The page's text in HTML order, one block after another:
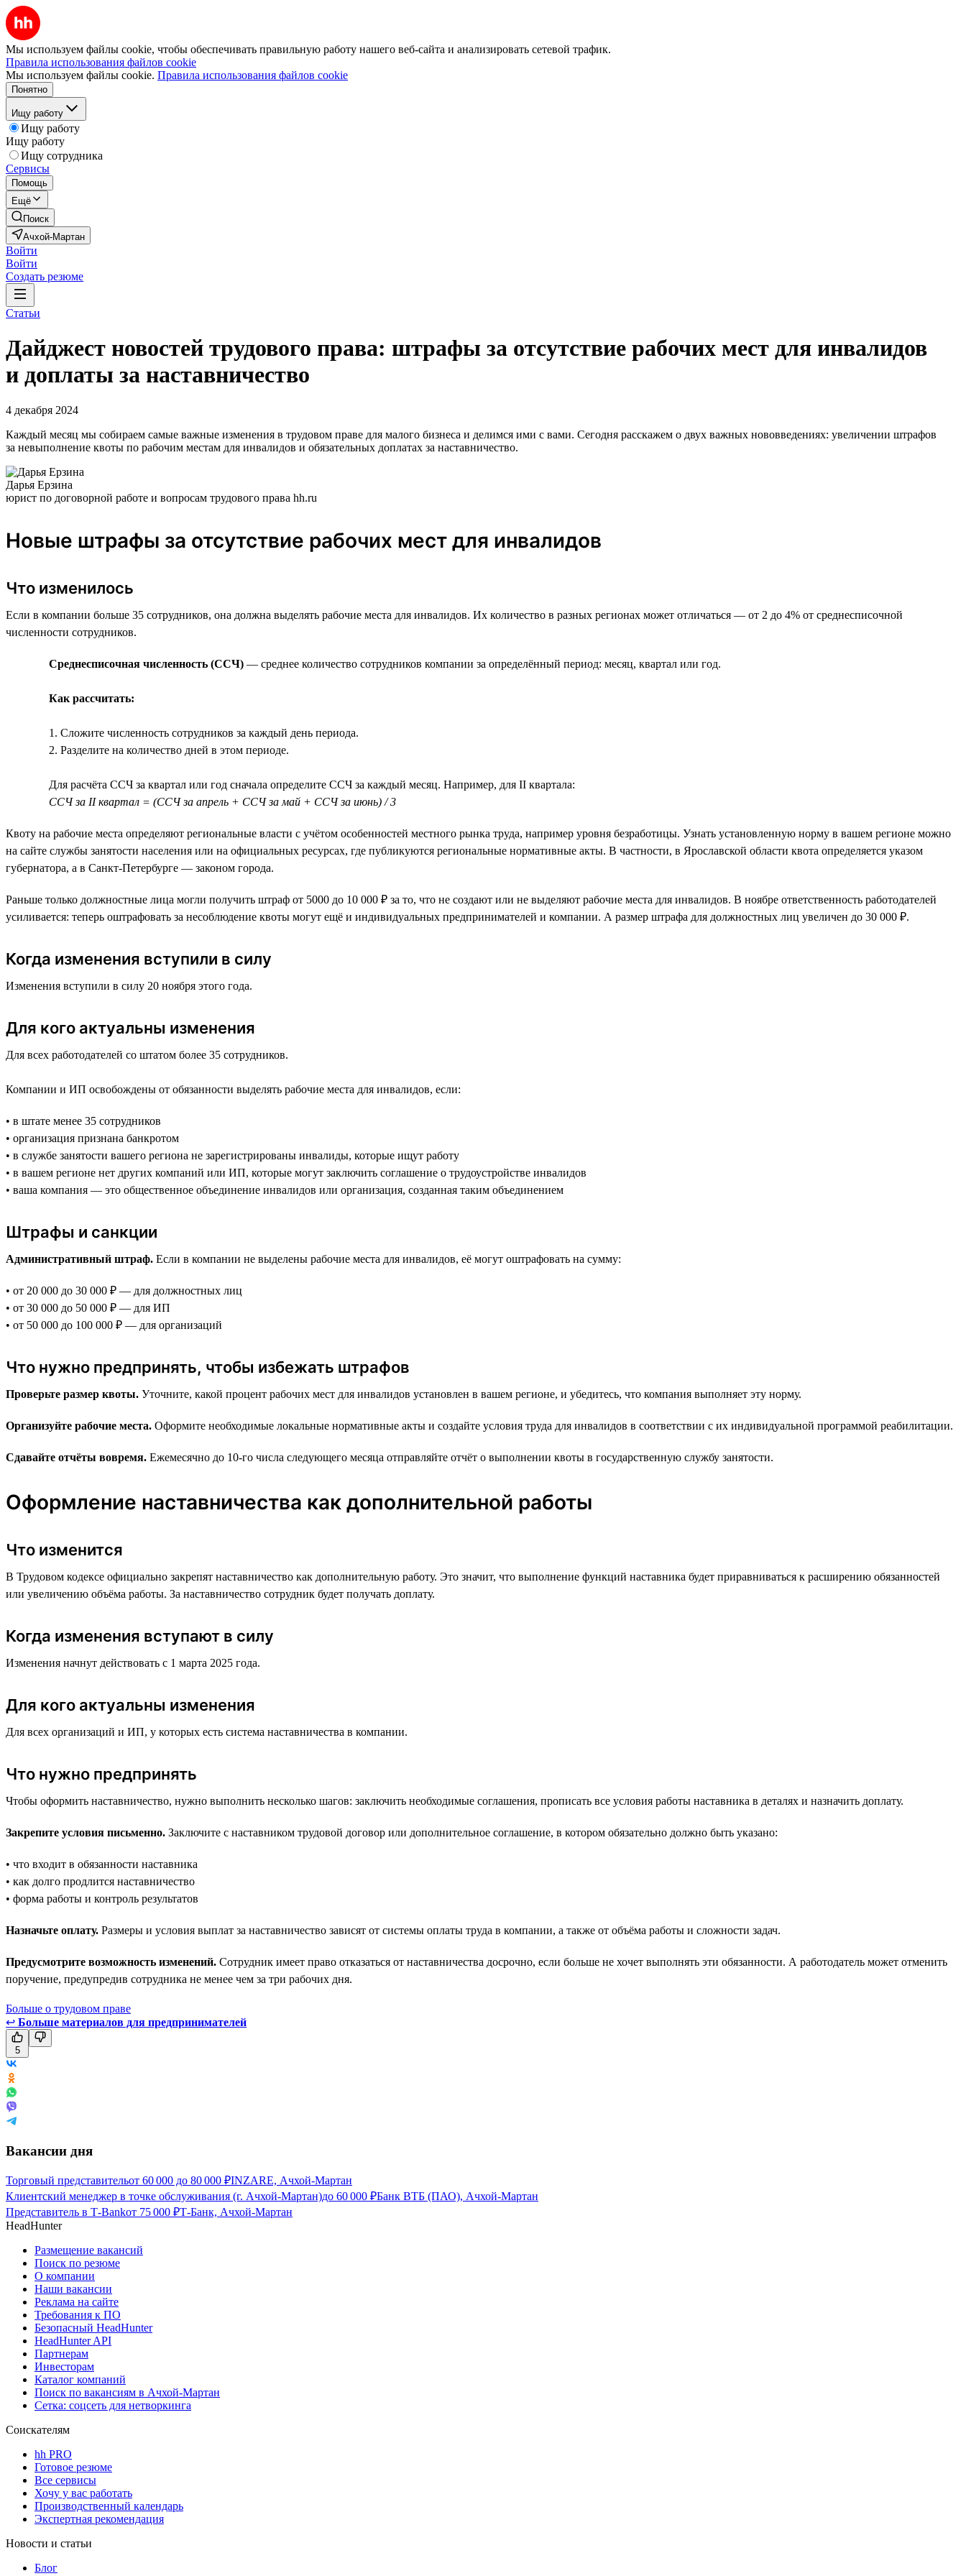
Мы используем файлы cookie, чтобы обеспечивать правильную работу нашего веб-сайта и анализировать сетевой трафик.
Правила использования файлов cookie
Мы используем файлы cookie. Правила использования файлов cookie
Понятно
Ищу работу
Ищу работу
Ищу работу
Ищу сотрудника
Сервисы
Помощь
Ещё
Поиск
Ачхой-Мартан
Войти
Войти
Создать резюме
Статьи
Дайджест новостей трудового права: штрафы за отсутствие рабочих мест для инвалидов
и доплаты за наставничество
4 декабря 2024
Каждый месяц мы собираем самые важные изменения в трудовом праве для малого бизнеса и делимся ими с вами. Сегодня расскажем о двух важных нововведениях: увеличении штрафов
за невыполнение квоты по рабочим местам для инвалидов и обязательных доплатах за наставничество.
Дарья Ерзина
юрист по договорной работе и вопросам трудового права hh.ru
Новые штрафы за отсутствие рабочих мест для инвалидов
Что изменилось
Если в компании больше 35 сотрудников, она должна выделять рабочие места для инвалидов. Их количество в разных регионах может отличаться — от 2 до 4% от среднесписочной
численности сотрудников.
Среднесписочная численность (ССЧ) — среднее количество сотрудников компании за определённый период: месяц, квартал или год.
Как рассчитать:
1. Сложите численность сотрудников за каждый день периода.
2. Разделите на количество дней в этом периоде.
Для расчёта ССЧ за квартал или год сначала определите ССЧ за каждый месяц. Например, для II квартала:
ССЧ за II квартал = (ССЧ за апрель + ССЧ за май + ССЧ за июнь) / 3
Квоту на рабочие места определяют региональные власти с учётом особенностей местного рынка труда, например уровня безработицы. Узнать установленную норму в вашем регионе можно
на сайте службы занятости населения или на официальных ресурсах, где публикуются региональные нормативные акты. В частности, в Ярославской области квота определяется указом
губернатора, а в Санкт-Петербурге — законом города.
Раньше только должностные лица могли получить штраф от 5000 до 10 000 ₽ за то, что не создают или не выделяют рабочие места для инвалидов. В ноябре ответственность работодателей
усиливается: теперь оштрафовать за несоблюдение квоты могут ещё и индивидуальных предпринимателей и компании. А размер штрафа для должностных лиц увеличен до 30 000 ₽.
Когда изменения вступили в силу
Изменения вступили в силу 20 ноября этого года.
Для кого актуальны изменения
Для всех работодателей со штатом более 35 сотрудников.
Компании и ИП освобождены от обязанности выделять рабочие места для инвалидов, если:
• в штате менее 35 сотрудников
• организация признана банкротом
• в службе занятости вашего региона не зарегистрированы инвалиды, которые ищут работу
• в вашем регионе нет других компаний или ИП, которые могут заключить соглашение о трудоустройстве инвалидов
• ваша компания — это общественное объединение инвалидов или организация, созданная таким объединением
Штрафы и санкции
Административный штраф. Если в компании не выделены рабочие места для инвалидов, её могут оштрафовать на сумму:
• от 20 000 до 30 000 ₽ — для должностных лиц
• от 30 000 до 50 000 ₽ — для ИП
• от 50 000 до 100 000 ₽ — для организаций
Что нужно предпринять, чтобы избежать штрафов
Проверьте размер квоты. Уточните, какой процент рабочих мест для инвалидов установлен в вашем регионе, и убедитесь, что компания выполняет эту норму.
Организуйте рабочие места. Оформите необходимые локальные нормативные акты и создайте условия труда для инвалидов в соответствии с их индивидуальной программой реабилитации.
Сдавайте отчёты вовремя. Ежемесячно до 10-го числа следующего месяца отправляйте отчёт о выполнении квоты в государственную службу занятости.
Оформление наставничества как дополнительной работы
Что изменится
В Трудовом кодексе официально закрепят наставничество как дополнительную работу. Это значит, что выполнение функций наставника будет приравниваться к расширению обязанностей
или увеличению объёма работы. За наставничество сотрудник будет получать доплату.
Когда изменения вступают в силу
Изменения начнут действовать с 1 марта 2025 года.
Для кого актуальны изменения
Для всех организаций и ИП, у которых есть система наставничества в компании.
Что нужно предпринять
Чтобы оформить наставничество, нужно выполнить несколько шагов: заключить необходимые соглашения, прописать все условия работы наставника в деталях и назначить доплату.
Закрепите условия письменно. Заключите с наставником трудовой договор или дополнительное соглашение, в котором обязательно должно быть указано:
• что входит в обязанности наставника
• как долго продлится наставничество
• форма работы и контроль результатов
Назначьте оплату. Размеры и условия выплат за наставничество зависят от системы оплаты труда в компании, а также от объёма работы и сложности задач.
Предусмотрите возможность изменений. Сотрудник имеет право отказаться от наставничества досрочно, если больше не хочет выполнять эти обязанности. А работодатель может отменить
поручение, предупредив сотрудника не менее чем за три рабочих дня.
Больше о трудовом праве
↩ Больше материалов для предпринимателей
5
Вакансии дня
Торговый представительот 60 000 до 80 000 ₽INZARE, Ачхой-Мартан
Клиентский менеджер в точке обслуживания (г. Ачхой-Мартан)до 60 000 ₽Банк ВТБ (ПАО), Ачхой-Мартан
Представитель в Т-Bankот 75 000 ₽Т-Банк, Ачхой-Мартан
HeadHunter
Размещение вакансий
Поиск по резюме
О компании
Наши вакансии
Реклама на сайте
Требования к ПО
Безопасный HeadHunter
HeadHunter API
Партнерам
Инвесторам
Каталог компаний
Поиск по вакансиям в Ачхой-Мартан
Сетка: соцсеть для нетворкинга
Соискателям
hh PRO
Готовое резюме
Все сервисы
Хочу у вас работать
Производственный календарь
Экспертная рекомендация
Новости и статьи
Блог